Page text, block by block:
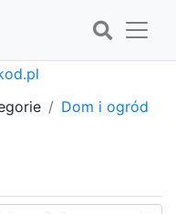
Dom i ogród